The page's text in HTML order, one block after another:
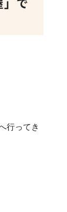
行ってき